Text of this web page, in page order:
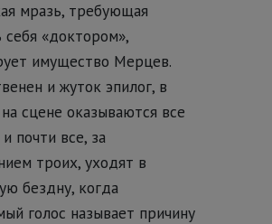
мразь, требующая
себя «доктором»,
имущество Мерцев.
и жуток эпилог, в
сцене оказываются все
почти все, за
троих, уходят в
бездну, когда
голос называет причину